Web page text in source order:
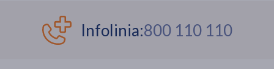
cukrzycą czy
niewystarczającą
zachowanie zęba w
jamie ustnej, pomimo
Infolinia:800 110 110